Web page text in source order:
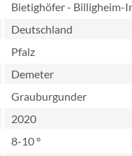
Bietighöfer - Billigheim-
Deutschland
Pfalz
Demeter
Grauburgunder
2020
8-10 °